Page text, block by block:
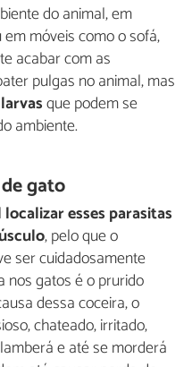
do animal, em
móveis como o sofá,
acabar com as
pulgas no animal, mas
que podem se
ambiente.
gato
esses parasitas
, pelo que o
ser cuidadosamente
nos gatos é o prurido
dessa coceira, o
chateado, irritado,
e até se morderá